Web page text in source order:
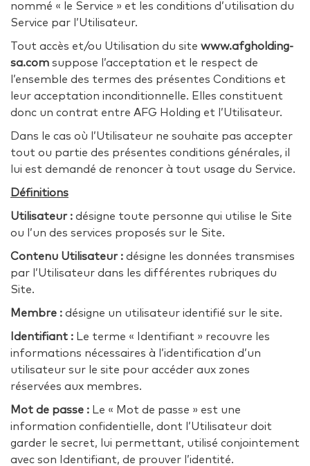
nommé « le Service » et les conditions d’utilisation du
Service par l’Utilisateur.
Tout accès et/ou Utilisation du site www.afgholding-
sa.com suppose l’acceptation et le respect de
l’ensemble des termes des présentes Conditions et
leur acceptation inconditionnelle. Elles constituent
donc un contrat entre AFG Holding et l’Utilisateur.
Dans le cas où l’Utilisateur ne souhaite pas accepter
tout ou partie des présentes conditions générales, il
lui est demandé de renoncer à tout usage du Service.
Définitions
Utilisateur : désigne toute personne qui utilise le Site
ou l’un des services proposés sur le Site.
Contenu Utilisateur : désigne les données transmises
par l’Utilisateur dans les différentes rubriques du
Site.
Membre : désigne un utilisateur identifié sur le site.
Identifiant : Le terme « Identifiant » recouvre les
informations nécessaires à l’identification d’un
utilisateur sur le site pour accéder aux zones
réservées aux membres.
Mot de passe : Le « Mot de passe » est une
information confidentielle, dont l’Utilisateur doit
garder le secret, lui permettant, utilisé conjointement
avec son Identifiant, de prouver l’identité.​